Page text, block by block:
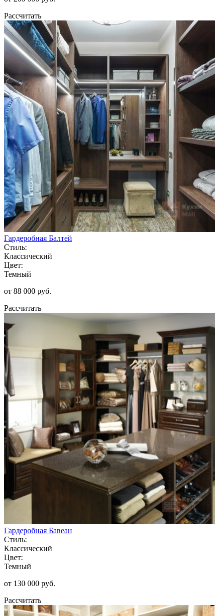
Рассчитать
Гардеробная Балтей
Стиль:
Классический
Цвет:
Темный
от 88 000 руб.
Рассчитать
Гардеробная Бавеан
Стиль:
Классический
Цвет:
Темный
от 130 000 руб.
Рассчитать